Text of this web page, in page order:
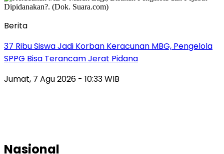
Berita
37 Ribu Siswa Jadi Korban Keracunan MBG, Pengelola
SPPG Bisa Terancam Jerat Pidana
Jumat, 7 Agu 2026 - 10:33 WIB
Nasional